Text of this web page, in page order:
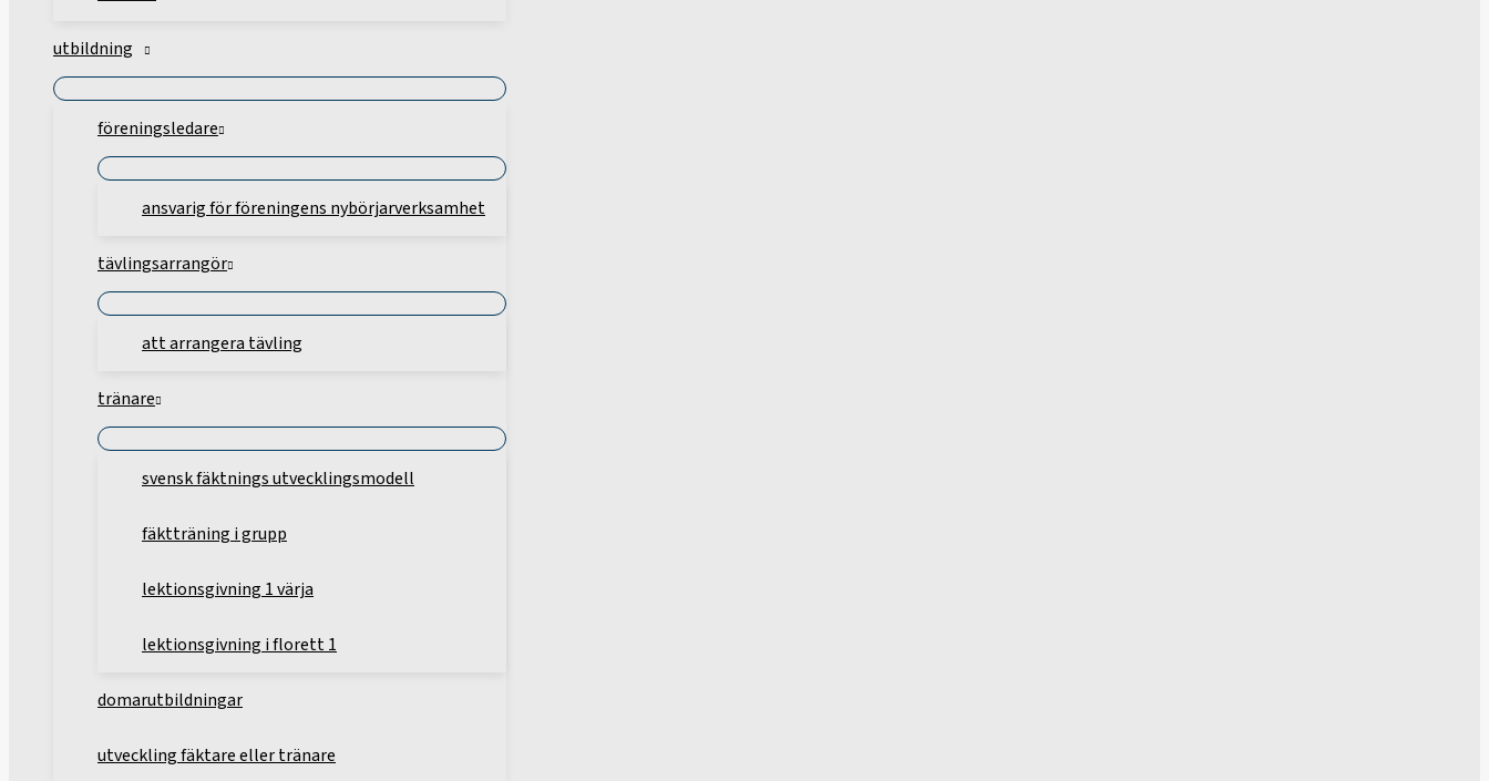
utbildning
föreningsledare
ansvarig för föreningens nybörjarverksamhet
tävlingsarrangör
att arrangera tävling
tränare
svensk fäktnings utvecklingsmodell
fäktträning i grupp
lektionsgivning 1 värja
lektionsgivning i florett 1
domarutbildningar
utveckling fäktare eller tränare